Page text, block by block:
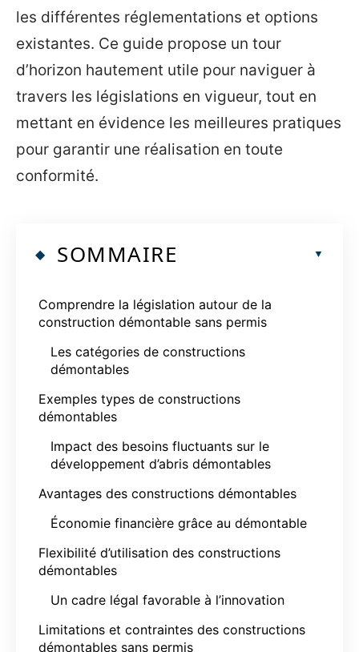
les différentes réglementations et options
existantes. Ce guide propose un tour
d’horizon hautement utile pour naviguer à
travers les législations en vigueur, tout en
mettant en évidence les meilleures pratiques
pour garantir une réalisation en toute
conformité.
SOMMAIRE
Comprendre la législation autour de la
construction démontable sans permis
Les catégories de constructions
démontables
Exemples types de constructions
démontables
Impact des besoins fluctuants sur le
développement d’abris démontables
Avantages des constructions démontables
Économie financière grâce au démontable
Flexibilité d’utilisation des constructions
démontables
Un cadre légal favorable à l’innovation
Limitations et contraintes des constructions
démontables sans permis